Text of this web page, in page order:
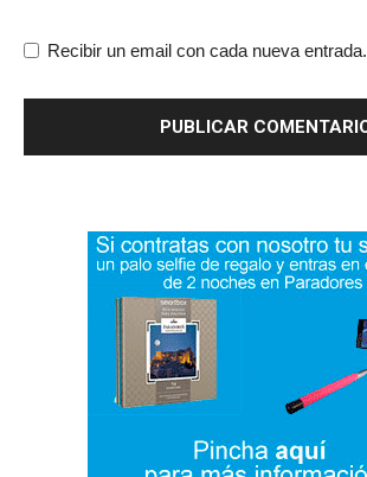
Recibir un email con cada nueva entrada.